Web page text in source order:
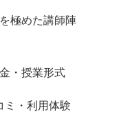
極めた講師陣
・授業形式
ミ・利用体験